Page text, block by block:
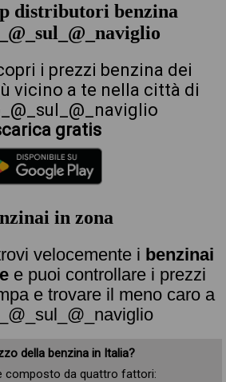
distributori benzina
i prezzi benzina dei
vicino a te nella città di
gratis
in zona
velocemente i benzinai
e puoi controllare i prezzi
e trovare il meno caro a
della benzina in Italia?
composto da quattro fattori: